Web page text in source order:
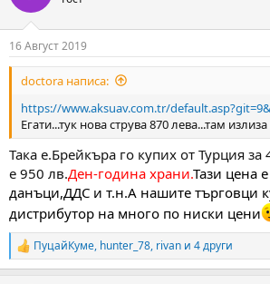
i
s
:
16 Август 2019
doctora написа:
https://www.aksuav.com.tr/
Егати...тук нова струва 870 лева...там
Така е.Брейкъра го купих от Турция
е 950 лв.Ден-година храни.Тази цена
данъци,ДДС и т.н.А нашите търговци
дистрибутор на много по ниски цени
R
e
ПуцайКуме, hunter_78, rivan и 4 други